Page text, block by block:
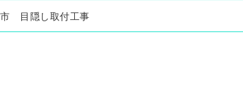
目隠し取付工事